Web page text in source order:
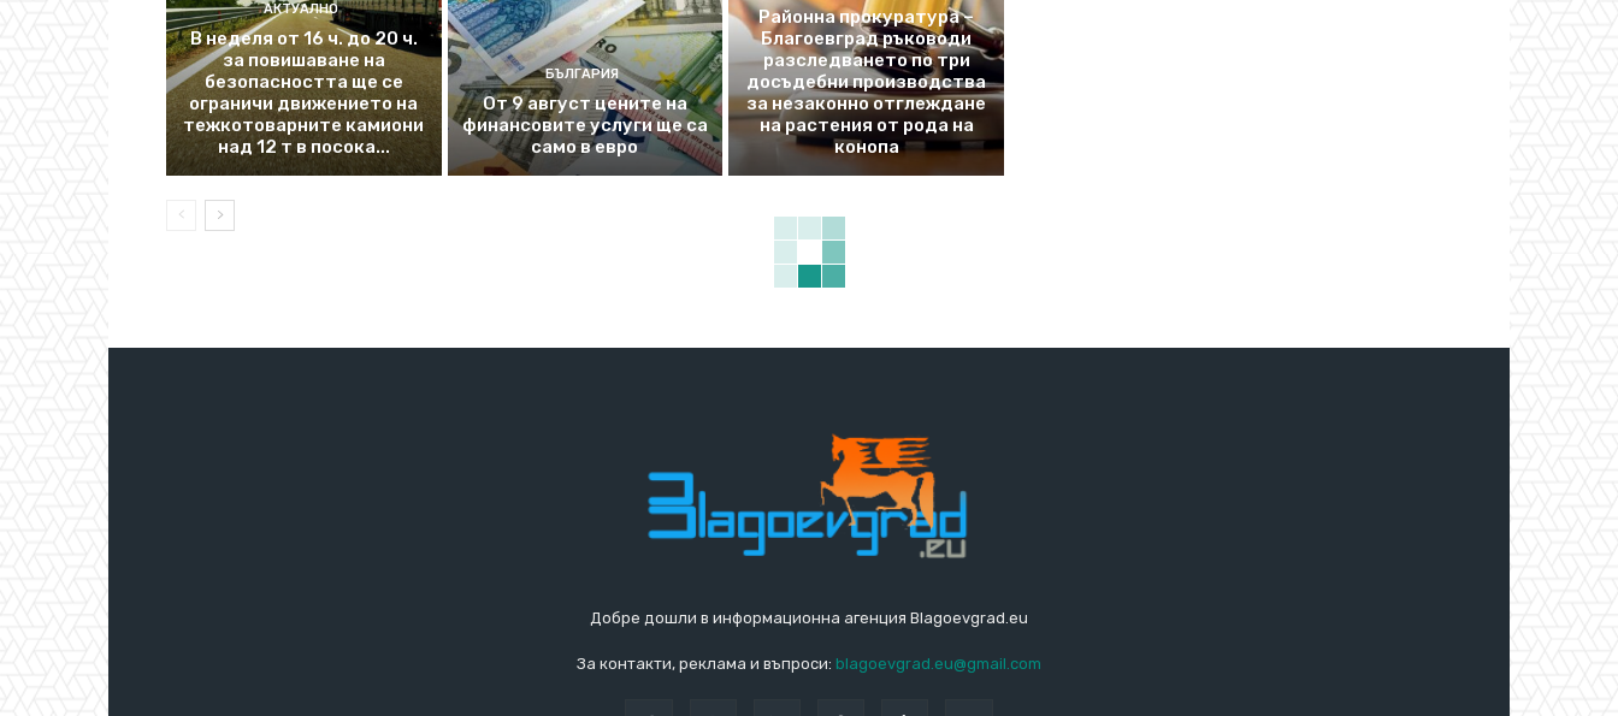
АКТУАЛНО
В неделя от 16 ч. до 20 ч.
за повишаване на
безопасността ще се
ограничи движението на
тежкотоварните камиони
над 12 т в посока...
БЪЛГАРИЯ
От 9 август цените на
финансовите услуги ще са
само в евро
Районна прокуратура –
Благоевград ръководи
разследването по три
досъдебни производства
за незаконно отглеждане
на растения от рода на
конопа
Добре дошли в информационна агенция Blagoevgrad.eu
За контакти, реклама и въпроси: blagoevgrad.eu@gmail.com